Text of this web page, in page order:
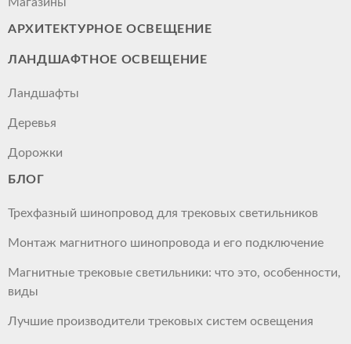
Магазины
АРХИТЕКТУРНОЕ ОСВЕЩЕНИЕ
ЛАНДШАФТНОЕ ОСВЕЩЕНИЕ
Ландшафты
Деревья
Дорожки
БЛОГ
Трехфазный шинопровод для трековых светильников
Монтаж магнитного шинопровода и его подключение
Магнитные трековые светильники: что это, особенности,
виды
Лучшие производители трековых систем освещения